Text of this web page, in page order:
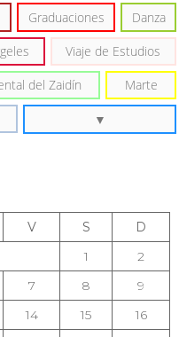
Graduaciones Danza
Viaje de Estudios
del Zaidín Marte
V S
D
1
2
7 8
9
14 15
16